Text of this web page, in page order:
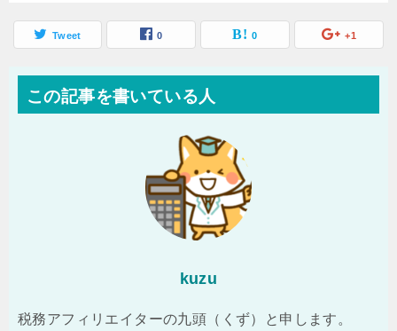
Tweet 0 0 +1
この記事を書いている人
kuzu
税務アフィリエイターの九頭（くず）と申します。